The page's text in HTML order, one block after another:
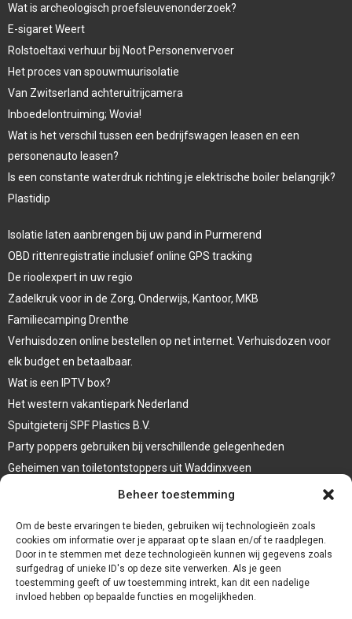
Beheer toestemming
Om de beste ervaringen te bieden, gebruiken wij technologieën zoals
cookies om informatie over je apparaat op te slaan en/of te raadplegen.
Door in te stemmen met deze technologieën kunnen wij gegevens zoals
surfgedrag of unieke ID's op deze site verwerken. Als je geen
toestemming geeft of uw toestemming intrekt, kan dit een nadelige
invloed hebben op bepaalde functies en mogelijkheden.
Wat is archeologisch proefsleuvenonderzoek?
E-sigaret Weert
Rolstoeltaxi verhuur bij Noot Personenvervoer
Het proces van spouwmuurisolatie
Van Zwitserland achteruitrijcamera
Inboedelontruiming; Wovia!
Wat is het verschil tussen een bedrijfswagen leasen en een
personenauto leasen?
Is een constante waterdruk richting je elektrische boiler belangrijk?
Plastidip
Isolatie laten aanbrengen bij uw pand in Purmerend
OBD rittenregistratie inclusief online GPS tracking
De rioolexpert in uw regio
Zadelkruk voor in de Zorg, Onderwijs, Kantoor, MKB
Familiecamping Drenthe
Verhuisdozen online bestellen op net internet. Verhuisdozen voor
elk budget en betaalbaar.
Wat is een IPTV box?
Het western vakantiepark Nederland
Spuitgieterij SPF Plastics B.V.
Party poppers gebruiken bij verschillende gelegenheden
Geheimen van toiletontstoppers uit Waddinxveen
Vormen van terrasaankleding